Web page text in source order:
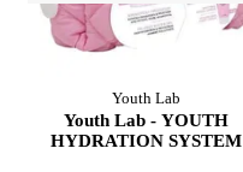
Fito
Genecom
Intermed
BEST SELLER
COUPON
ΠΡΟΣΦΟΡΑ
Youth Lab
Youth Lab - YOUTH
HYDRATION SYSTEM